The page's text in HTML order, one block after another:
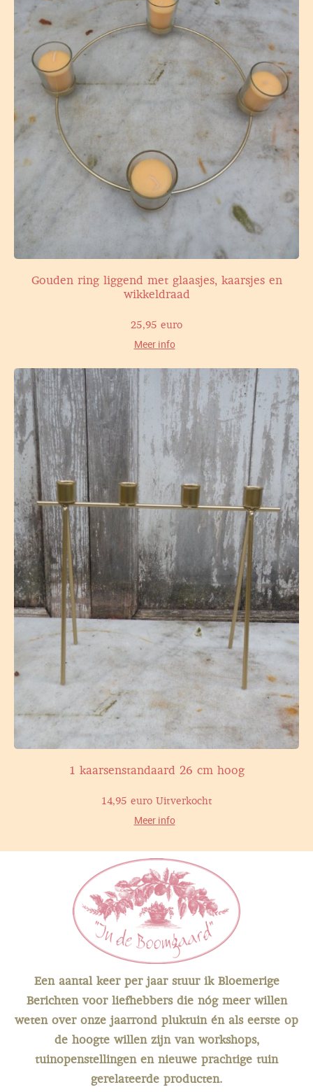
Gouden ring liggend met glaasjes, kaarsjes en
wikkeldraad
25,95 euro
Meer info
1 kaarsenstandaard 26 cm hoog
14,95 euro Uitverkocht
Meer info
Een aantal keer per jaar stuur ik Bloemerige
Berichten voor liefhebbers die nóg meer willen
weten over onze jaarrond pluktuin én als eerste op
de hoogte willen zijn van workshops,
tuinopenstellingen en nieuwe prachtige tuin
gerelateerde producten.